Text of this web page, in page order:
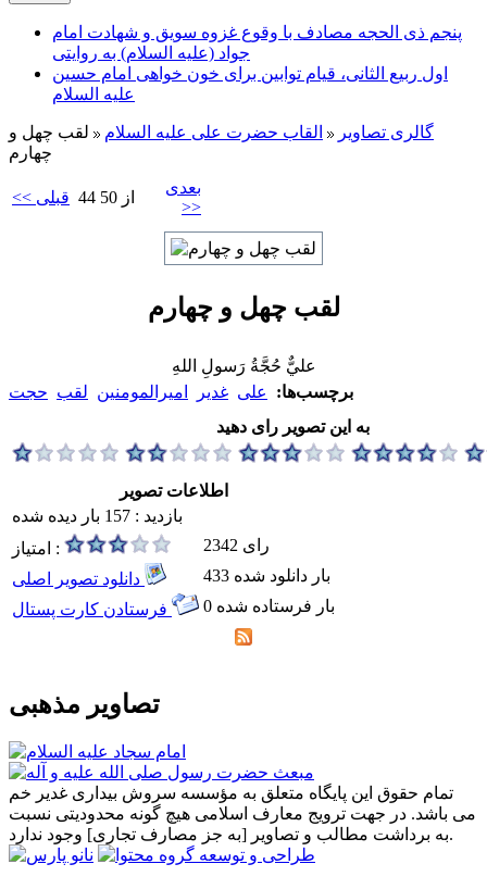
پنجم ذی الحجه مصادف با وقوع غزوه سویق و شهادت امام
جواد (علیه السلام) به روایتی
اول ربیع الثانی، قیام توابین برای خون خواهی امام حسین
علیه السلام
گالری تصاویر القاب حضرت علی علیه السلام
لقب چهل و
چهارم
<< قبلی 44 از 50
بعدی
>>
لقب چهل و چهارم
عليٌّ حُجَّةُ رَسولِ اللهِ
برچسب‌ها:
علی غدیر امیرالمومنین لقب حجت
به این تصویر رای دهید
اطلاعات تصویر
بازدید : 157 بار دیده شده
امتیاز :
2342 رای
433 بار دانلود شده
0 بار فرستاده شده
تصاویر مذهبی
تمام حقوق این پایگاه متعلق به مؤسسه سروش بیداری غدیر خم
می باشد. در جهت ترویج معارف اسلامی هیچ گونه محدودیتی نسبت
به برداشت مطالب و تصاویر [به جز مصارف تجاری] وجود ندارد.